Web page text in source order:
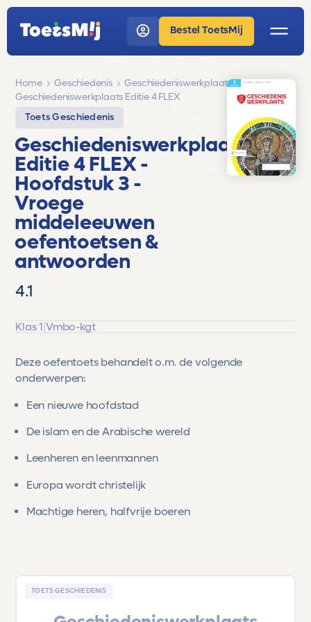
Bestel ToetsMij
Home Geschiedenis
Geschiedeniswerkplaats
Geschiedeniswerkplaats Editie 4 FLEX
Toets Geschiedenis
Geschiedeniswerkplaats
Editie 4 FLEX-
Hoofdstuk 3 -
Vroege
middeleeuwen
oefentoetsen &
antwoorden
4.1
Klas 1|Vmbo-kgt
Deze oefentoets behandelt o.m. de volgende
onderwerpen:
Een nieuwe hoofdstad
De islam en de Arabische wereld
Leenheren en leenmannen
Europa wordt christelijk
Machtige heren, halfvrije boeren
TOETS GESCHIEDENIS